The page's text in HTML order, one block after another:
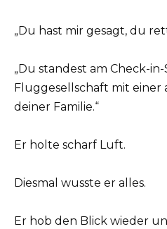
„Du hast mir gesagt, du
„Du standest am Check-
Fluggesellschaft mit einer
deiner Familie.“
Er holte scharf Luft.
Diesmal wusste er alles.
Er hob den Blick wieder